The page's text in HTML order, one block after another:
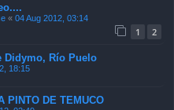
« 04 Aug 2012, 03:14
1 2
Didymo, Río Puelo
18:15
PINTO DE TEMUCO